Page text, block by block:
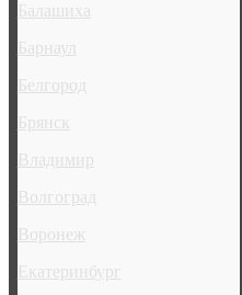
Балашиха
Барнаул
Белгород
Брянск
Владимир
Волгоград
Воронеж
Екатеринбург